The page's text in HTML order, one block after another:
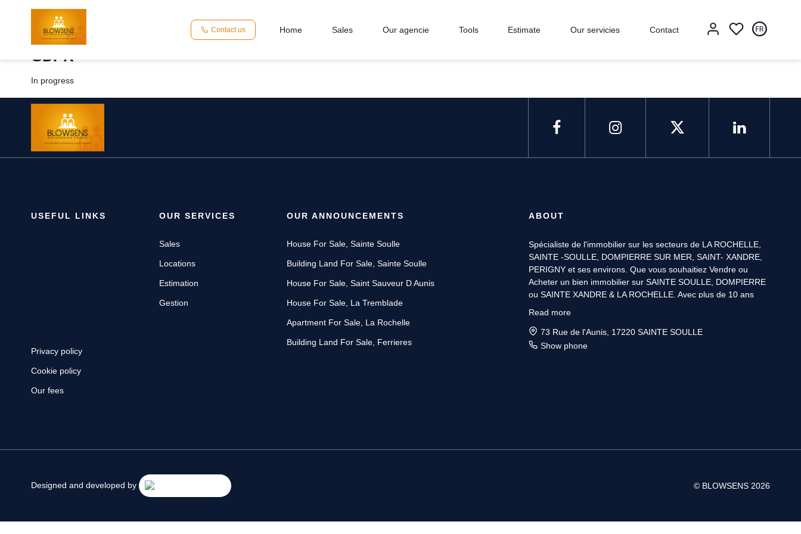
Contact us Home Sales Our agencie Tools Estimate Our servicies Contact
GDPR
In progress
USEFUL LINKS
Privacy policy
Cookie policy
Our fees
OUR SERVICES
Sales
Locations
Estimation
Gestion
OUR ANNOUNCEMENTS
House For Sale, Sainte Soulle
Building Land For Sale, Sainte Soulle
House For Sale, Saint Sauveur D Aunis
House For Sale, La Tremblade
Apartment For Sale, La Rochelle
Building Land For Sale, Ferrieres
ABOUT
Spécialiste de l'immobilier sur les secteurs de LA ROCHELLE,
SAINTE -SOULLE, DOMPIERRE SUR MER, SAINT- XANDRE,
PERIGNY et ses environs. Que vous souhaitiez Vendre ou
Acheter un bien immobilier sur SAINTE SOULLE, DOMPIERRE
ou SAINTE XANDRE & LA ROCHELLE. Avec plus de 10 ans
faire aboutir votre projet. Pour Vendre ou faire estimer
gratuitement votre bien immobilier sur LA ROCHELLE ou ses
Read more
73 Rue de l'Aunis, 17220 SAINTE SOULLE
Show phone
Designed and developed by © BLOWSENS 2026